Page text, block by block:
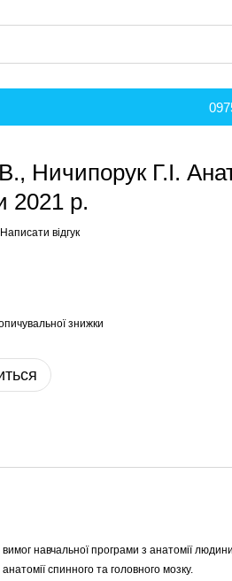
Ничипорук Г.І.
2021 р.
Написати відгук
знижки
вимог навчальної програми з анатомії
спинного та головного мозку.